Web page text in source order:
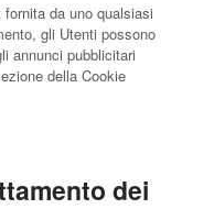
da uno qualsiasi
gli Utenti possono
annunci pubblicitari
della Cookie
dei